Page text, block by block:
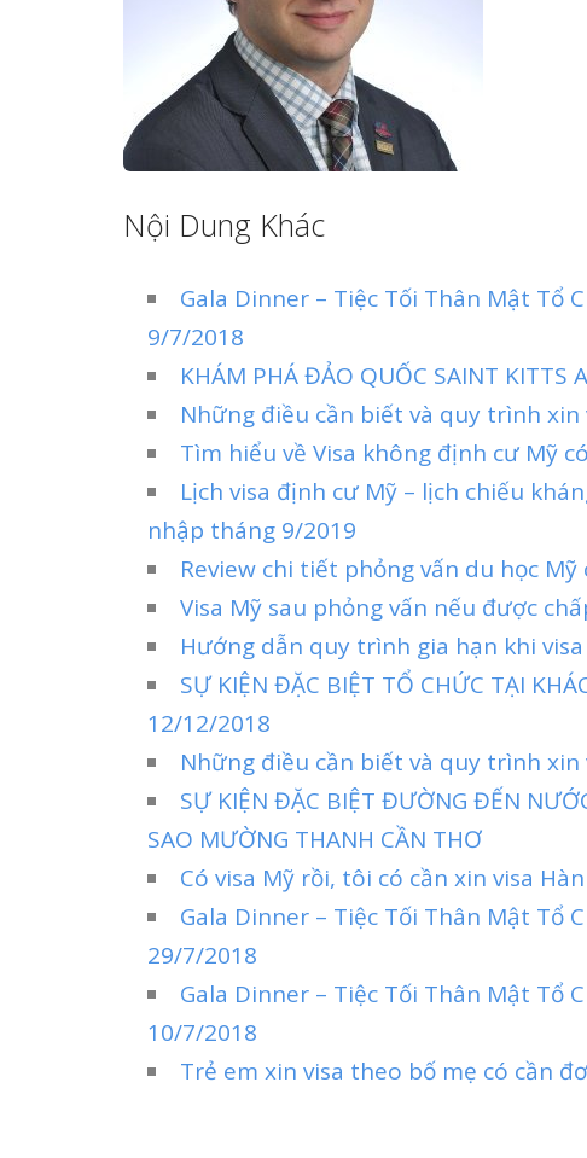
Nội Dung Khác
Gala Dinner – Tiệc Tối Thân Mật Tổ
9/7/2018
KHÁM PHÁ ĐẢO QUỐC SAINT KITTS
Những điều cần biết và quy trình
Tìm hiểu về Visa không định cư Mỹ
Lịch visa định cư Mỹ – lịch chiếu
nhập tháng 9/2019
Review chi tiết phỏng vấn du học Mỹ
Visa Mỹ sau phỏng vấn nếu được
Hướng dẫn quy trình gia hạn khi
SỰ KIỆN ĐẶC BIỆT TỔ CHỨC TẠI
12/12/2018
Những điều cần biết và quy trình
SỰ KIỆN ĐẶC BIỆT ĐƯỜNG ĐẾN
SAO MƯỜNG THANH CẦN THƠ
Có visa Mỹ rồi, tôi có cần xin visa
Gala Dinner – Tiệc Tối Thân Mật Tổ
29/7/2018
Gala Dinner – Tiệc Tối Thân Mật Tổ
10/7/2018
Trẻ em xin visa theo bố mẹ có cần